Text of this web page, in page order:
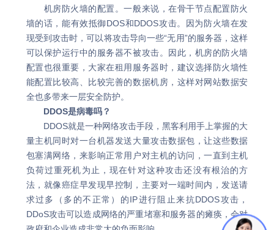
机房防火墙的配置。一般来说，在骨干节点配置防火
墙的话，能有效抵御DOS和DDOS攻击。因为防火墙在发
现受到攻击时，可以将攻击导向一些“无用”的服务器，这样
可以保护运行中的服务器不被攻击。因此，机房的防火墙
配置也很重要，大家在租用服务器时，建议选择防火墙性
能配置比较高、比较完善的数据机房，这样对网站数据安
全也多带来一层安全防护。
DDOS是病毒吗？
DDOS就是一种网络攻击手段，黑客利用手上掌握的大
量主机同时对一台机器发送大量攻击数据包，让这些数据
包塞满网络，来影响正常用户对主机的访问，一直到主机
负荷过重死机为止，现在针对这种攻击还没有根治的方
法，就像癌症早发现早控制，主要对一端时间内，发送请
求过多（多的不正常）的IP进行阻止来抗DDOS攻击，
DDoS攻击可以造成网络的严重堵塞和服务器的瘫痪，会对